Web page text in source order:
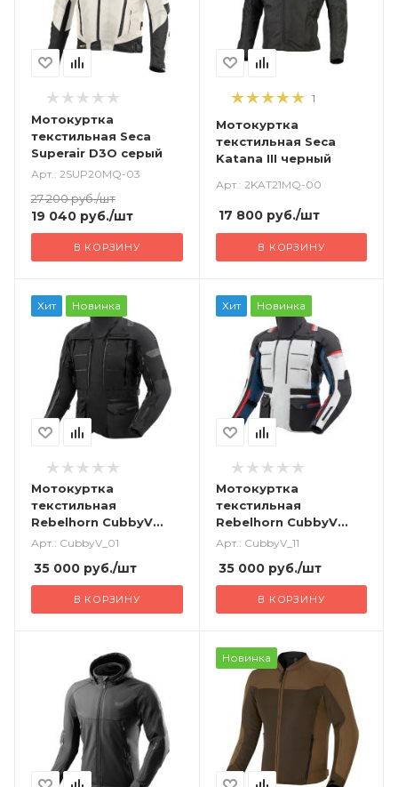
Мотокуртка
текстильная Seca
Superair D3O серый
Арт.: 2SUP20MQ-03
27 200руб./шт
19 040 руб./шт
В КОРЗИНУ
1
Мотокуртка
текстильная Seca
Katana III черный
Арт.: 2KAT21MQ-00
17 800руб./шт
В КОРЗИНУ
Хит Новинка
Мотокуртка
текстильная
Rebelhorn CubbyV
черный
Арт.: CubbyV_01
35 000 руб./шт
В КОРЗИНУ
Хит Новинка
Мотокуртка
текстильная
Rebelhorn CubbyV
черный/серый/
Арт.: CubbyV_11
35 000руб./шт
В КОРЗИНУ
Новинка